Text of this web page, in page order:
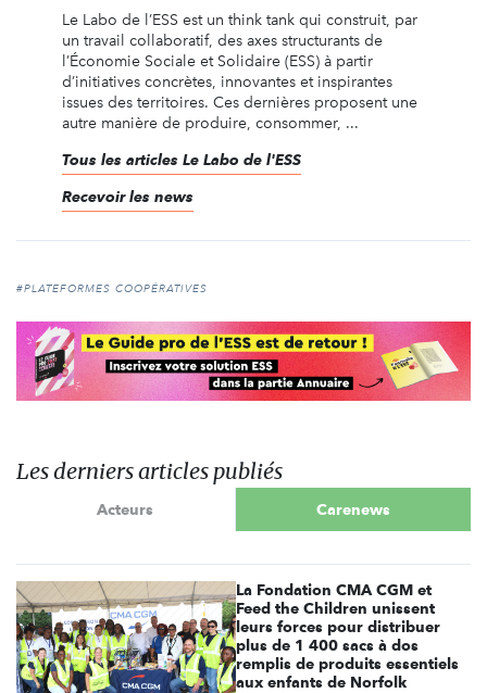
Le Labo de l’ESS est un think tank qui construit, par
un travail collaboratif, des axes structurants de
l’Économie Sociale et Solidaire (ESS) à partir
d’initiatives concrètes, innovantes et inspirantes
issues des territoires. Ces dernières proposent une
autre manière de produire, consommer, ...
Tous les articles Le Labo de l'ESS
Recevoir les news
#PLATEFORMES COOPÉRATIVES
Les derniers articles publiés
Acteurs Carenews
La Fondation CMA CGM et
Feed the Children unissent
leurs forces pour distribuer
plus de 1 400 sacs à dos
remplis de produits essentiels
aux enfants de Norfolk